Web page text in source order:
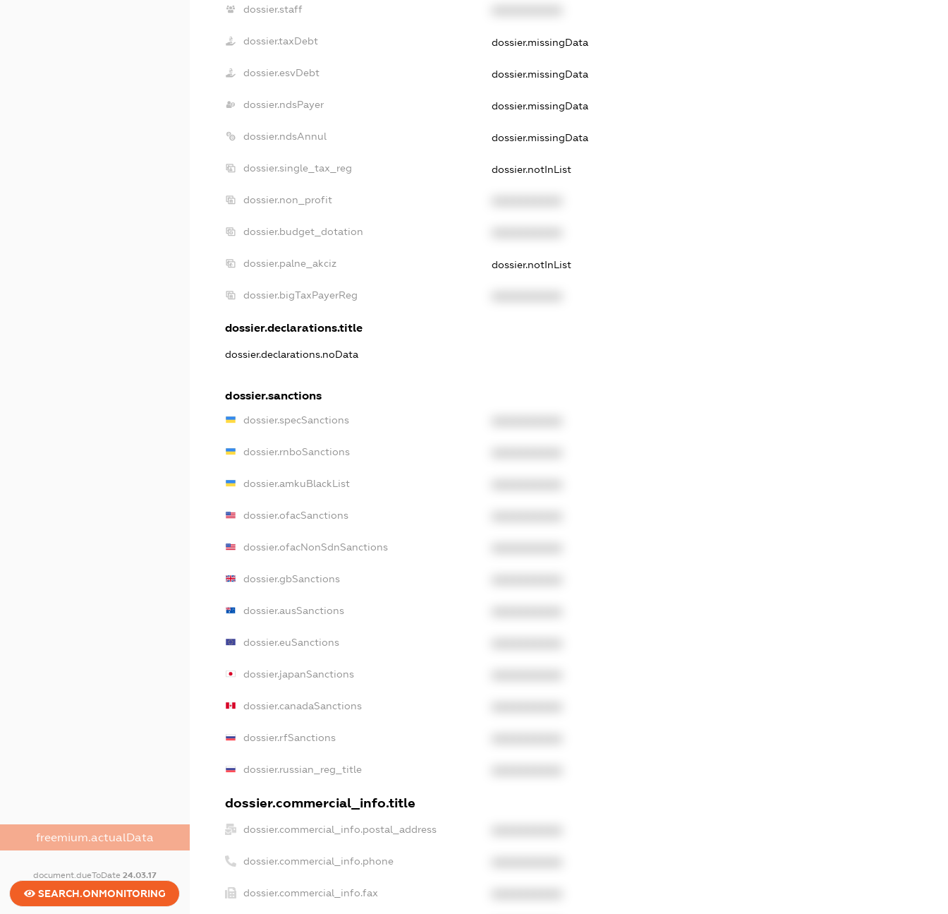
freemium.actualData
document.dueToDate 24.03.17
SEARCH.ONMONITORING
dossier.staff
dossier.taxDebt dossier.missingData
dossier.esvDebt dossier.missingData
dossier.ndsPayer dossier.missingData
dossier.ndsAnnul dossier.missingData
dossier.single_tax_reg dossier.notInList
dossier.non_profit
dossier.budget_dotation
dossier.palne_akciz dossier.notInList
dossier.bigTaxPayerReg
dossier.declarations.title
dossier.declarations.noData
dossier.sanctions
dossier.specSanctions
dossier.rnboSanctions
dossier.amkuBlackList
dossier.ofacSanctions
dossier.ofacNonSdnSanctions
dossier.gbSanctions
dossier.ausSanctions
dossier.euSanctions
dossier.japanSanctions
dossier.canadaSanctions
dossier.rfSanctions
dossier.russian_reg_title
dossier.commercial_info.title
dossier.commercial_info.postal_address
dossier.commercial_info.phone
dossier.commercial_info.fax